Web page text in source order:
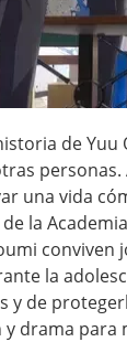
de Yuu
una vida
la
conviven
la
y de
y drama